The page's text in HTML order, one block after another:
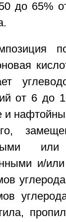
до 65%
от 6 до
и
или
и/